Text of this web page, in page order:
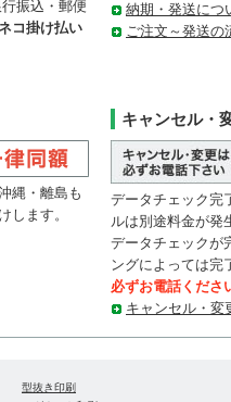
行振込・郵便
コ掛け払い
縄・離島も
します。
納期・発送につ
ご注文～発送の
キャンセル・
データチェック完
ルは別途料金が発
データチェックが
ングによっては完
必ずお電話くださ
キャンセル・変
型抜き印刷